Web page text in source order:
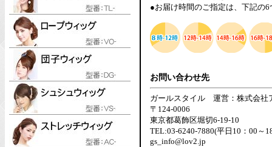
●お届け時間のご指定は、下記の
お問い合わせ先
ガールスタイル 運営：株式会社
〒124-0006
東京都葛飾区堀切6-19-10
TEL:03-6240-7880(平日10：00～
gs_info@lov2.jp